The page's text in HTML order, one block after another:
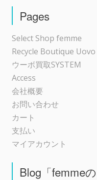
シ
ョ
ン
Pages
Select Shop femme
Recycle Boutique Uovo
ウーボ買取SYSTEM
Access
会社概要
お問い合わせ
カート
支払い
マイアカウント
Blog「femme